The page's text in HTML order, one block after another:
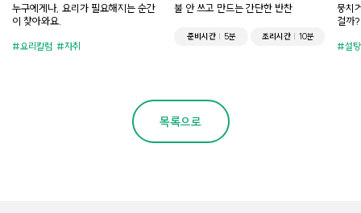
누구에게나, 요리가 필요해지는 순간
이 찾아와요.
요리칼럼 자취
불 안 쓰고 만드는 간단한 반찬
준비시간 5분 조리시간 10분
뭉치
걸까?
설탕
목록으로